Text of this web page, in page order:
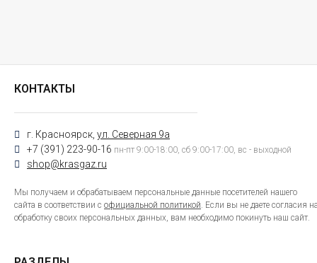
КОНТАКТЫ
г. Красноярск, ул. Северная 9а
+7 (391) 223-90-16 пн-пт 9:00-18:00, сб 9:00-17:00, вс - выходной
shop@krasgaz.ru
Мы получаем и обрабатываем персональные данные посетителей нашего
сайта в соответствии с официальной политикой. Если вы не даете согласия
обработку своих персональных данных, вам необходимо покинуть наш сайт.